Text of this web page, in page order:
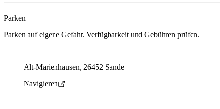
Parken
Parken auf eigene Gefahr. Verfügbarkeit und Gebühren prüfen.
Alt-Marienhausen, 26452 Sande
Navigieren